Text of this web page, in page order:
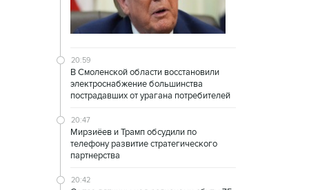
20:59
В Смоленской области восстановили
электроснабжение большинства
пострадавших от урагана потребителей
20:47
Мирзиёев и Трамп обсудили по
телефону развитие стратегического
партнерства
20:42